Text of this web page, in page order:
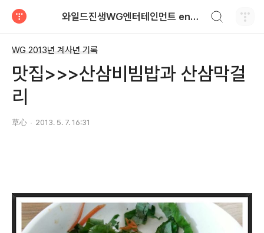
와일드진생WG엔터테인먼트 entertainment
WG 2013년 계사년 기록
맛집>>>산삼비빔밥과 산삼막걸
리
草心 2013. 5. 7. 16:31